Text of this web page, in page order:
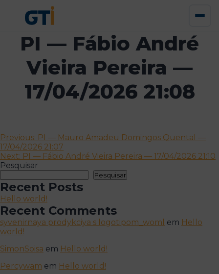
PI — Fábio André
Vieira Pereira —
17/04/2026 21:08
Navegação
de
artigos
Previous: PI — Mauro Amadeu Domingos Quental —
17/04/2026 21:07
Next: PI — Fábio André Vieira Pereira — 17/04/2026 21:10
Pesquisar
Pesquisar
Recent Posts
Hello world!
Recent Comments
syvenirnaya prodykciya s logotipom_woml em Hello
world!
SimonSoisa em Hello world!
Percywam em Hello world!